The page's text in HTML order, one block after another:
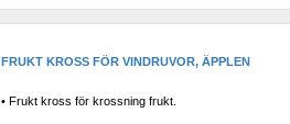
FRUKT KROSS FÖR VINDRUVOR, ÄPPLEN
• Frukt kross för krossning frukt.